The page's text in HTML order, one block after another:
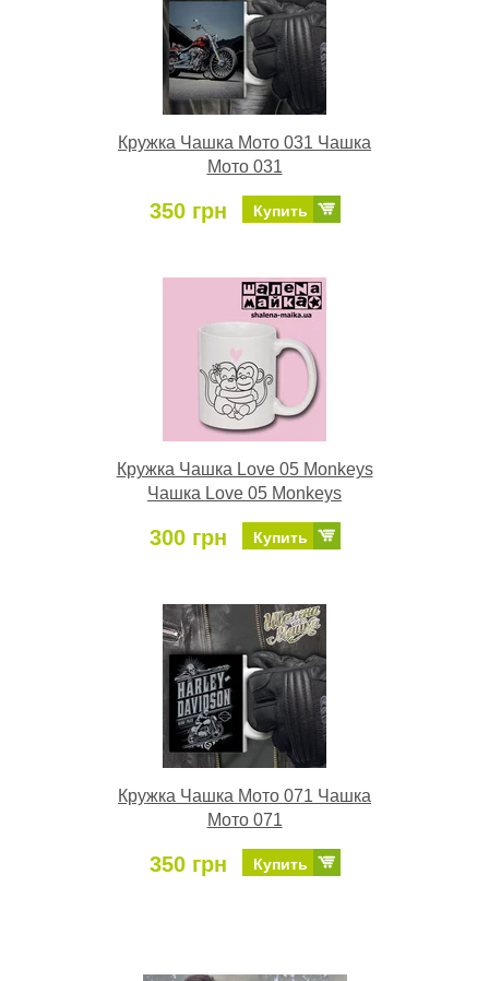
Кружка Чашка Мото 031 Чашка
Мото 031
350 грн Купить
Кружка Чашка Love 05 Monkeys
Чашка Love 05 Monkeys
300 грн Купить
Кружка Чашка Мото 071 Чашка
Мото 071
350 грн Купить